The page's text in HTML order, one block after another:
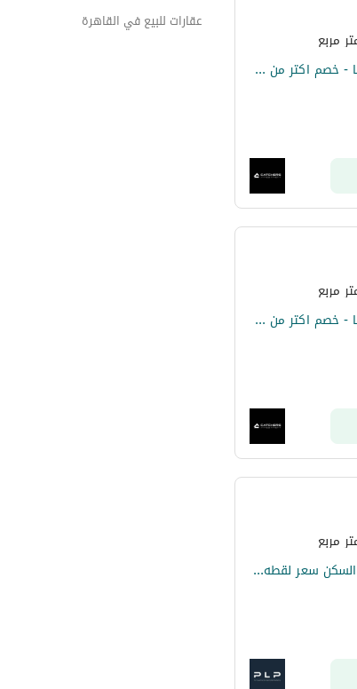
بنتهاوس سكاي روف 400 متر ! بنص سعرها - خصم اكتر من 49% | كورنر اوبن فيو علي لاجونز - لاند سكيب | الكمبوند برايم لوكيشن بالقرب من مدينتي والرحاب
بنتهاوس سكاي روف 400 متر ! بنص سعرها - خصم اكتر من 49% | كورنر اوبن فيو علي لاجونز - لاند سكيب | الكمبوند برايم لوكيشن بالقرب من مدينتي والرحاب
اقل سعر بنتهاوس استلام فوري جاهز علي السكن سعر لقطه لسرعه البيع بفيو مميز جدا في كمبوند لافينير.
عقارات للبيع في القاهرة